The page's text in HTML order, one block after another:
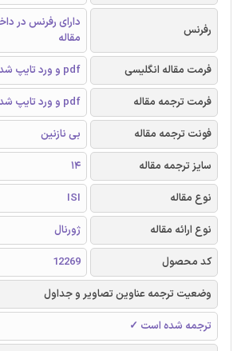
رفرنس
دارای رفرنس در
مقاله
فرمت مقاله انگلیسی
pdf و ورد تایپ شده با قابلیت ویرایش
فرمت ترجمه مقاله
pdf و ورد تایپ شده با قابلیت ویرایش
فونت ترجمه مقاله
بی نازنین
سایز ترجمه مقاله
14
نوع مقاله
ISI
نوع ارائه مقاله
ژورنال
کد محصول
12269
وضعیت ترجمه عناوین تصاویر و جداول
ترجمه شده است ✓